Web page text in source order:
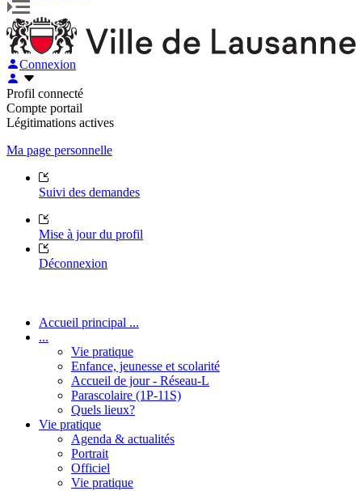
Connexion
Profil connecté
Compte portail
Légitimations actives
Ma page personnelle
Suivi des demandes
Mise à jour du profil
Déconnexion
Accueil principal ...
...
Vie pratique
Enfance, jeunesse et scolarité
Accueil de jour - Réseau-L
Parascolaire (1P-11S)
Quels lieux?
Vie pratique
Agenda & actualités
Portrait
Officiel
Vie pratique